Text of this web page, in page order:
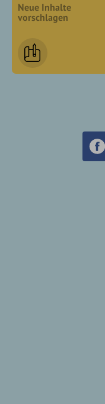
Neue Inhalte
vorschlagen